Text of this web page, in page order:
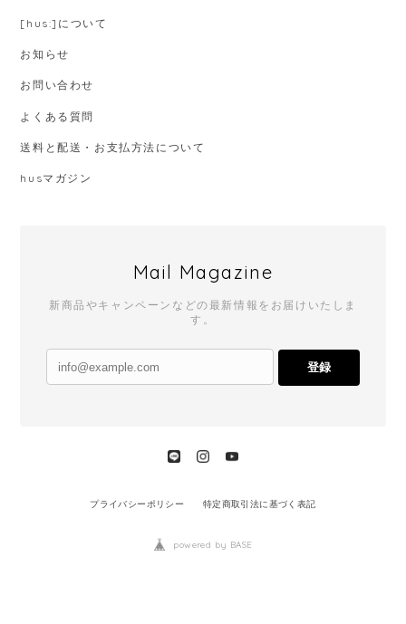
[hus:]について
お知らせ
お問い合わせ
よくある質問
送料と配送・お支払方法について
husマガジン
Mail Magazine
新商品やキャンペーンなどの最新情報をお届けいたしま
す。
登録
プライバシーポリシー 特定商取引法に基づく表記
powered by BASE